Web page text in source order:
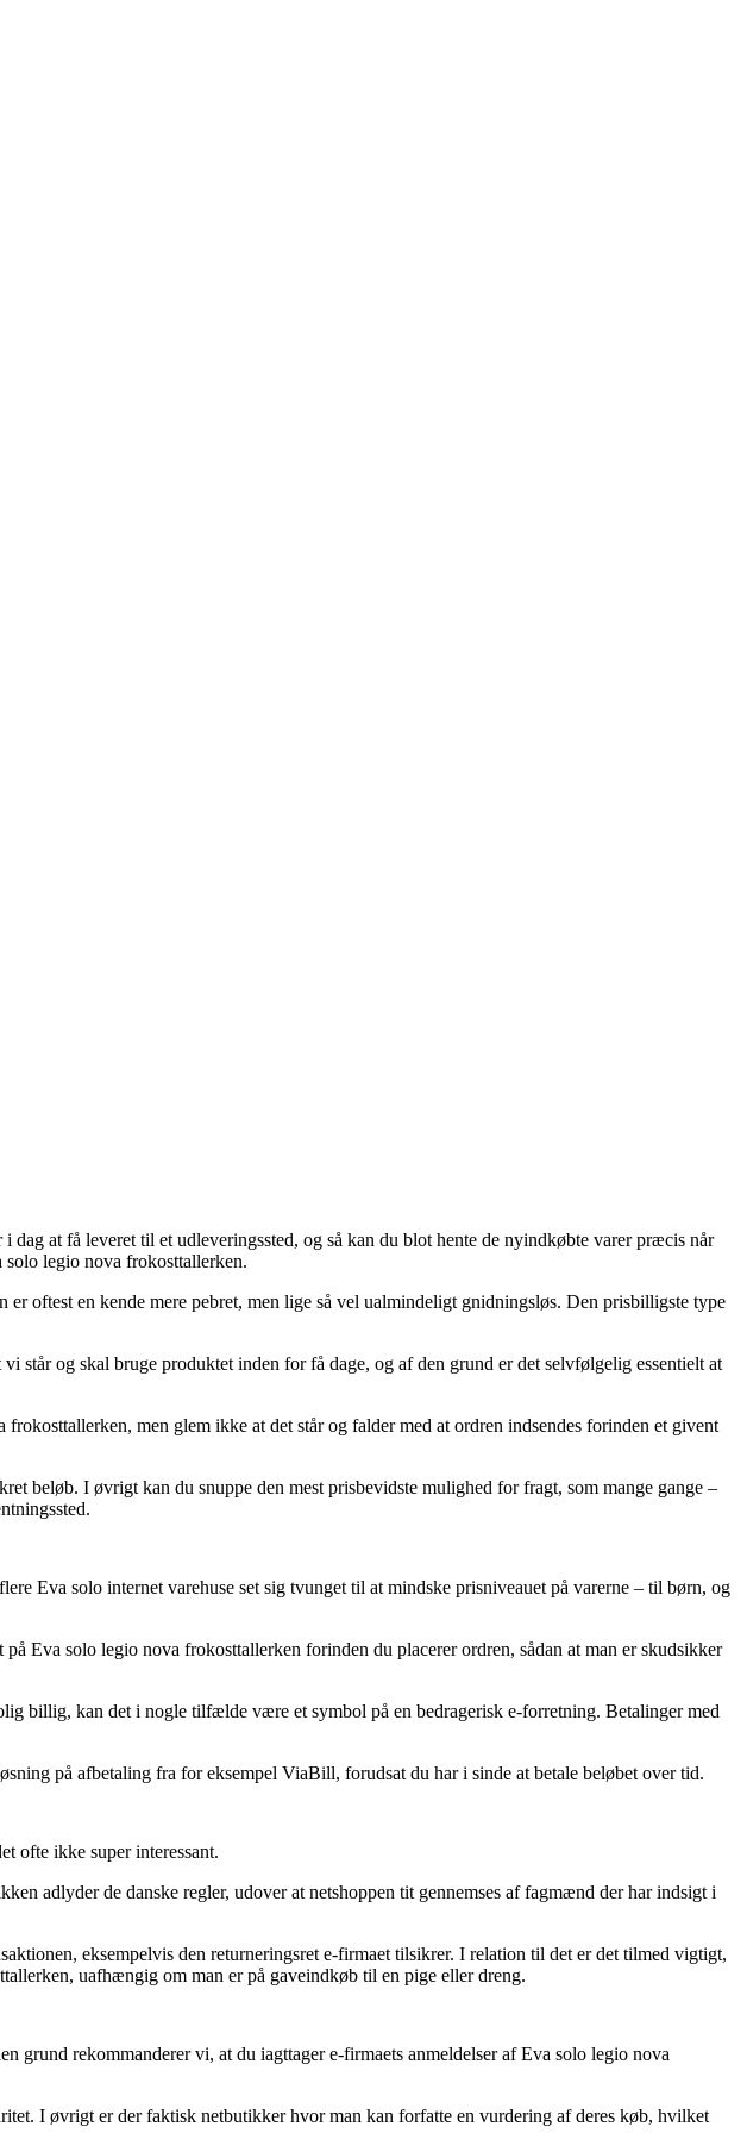
at få leveret til et udleveringssted, og så kan du blot hente de nyindkøbte varer præcis når
solo legio nova frokosttallerken.
oftest en kende mere pebret, men lige så vel ualmindeligt gnidningsløs. Den prisbilligste type
og skal bruge produktet inden for få dage, og af den grund er det selvfølgelig essentielt at
men glem ikke at det står og falder med at ordren indsendes forinden et givent
beløb. I øvrigt kan du snuppe den mest prisbevidste mulighed for fragt, som mange gange –
Eva solo internet varehuse set sig tvunget til at mindske prisniveauet på varerne – til børn, og
Eva solo legio nova frokosttallerken forinden du placerer ordren, sådan at man er skudsikker
billig, kan det i nogle tilfælde være et symbol på en bedragerisk e-forretning. Betalinger med
på afbetaling fra for eksempel ViaBill, forudsat du har i sinde at betale beløbet over tid.
ofte ikke super interessant.
adlyder de danske regler, udover at netshoppen tit gennemses af fagmænd der har indsigt i
eksempelvis den returneringsret e-firmaet tilsikrer. I relation til det er det tilmed vigtigt,
uafhængig om man er på gaveindkøb til en pige eller dreng.
grund rekommanderer vi, at du iagttager e-firmaets anmeldelser af Eva solo legio nova
I øvrigt er der faktisk netbutikker hvor man kan forfatte en vurdering af deres køb, hvilket